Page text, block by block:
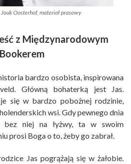
Oosterhof, materiał prasowy
z Międzynarodowym
Bookerem
bardzo osobista, inspirowana
Główną bohaterką
jest Jas.
się w bardzo pobożnej rodzinie,
wsi. Gdy pewnego dnia
niej na łyżwy, ta w swoim
prosi Boga o to, żeby go zabrał.
Jas pogrążają się w żałobie.